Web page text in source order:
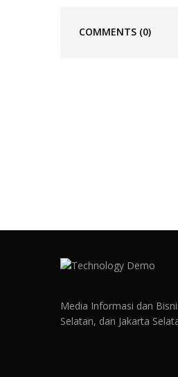
COMMENTS (0)
Media Informasi dan
Selatan, dan Jakarta